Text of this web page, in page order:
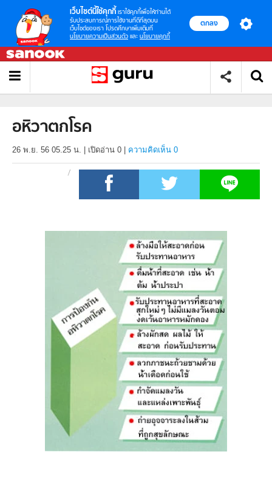
เว็บไซต์นี้ใช้คุกกี้ เราใช้คุกกี้เพื่อให้ท่านได้
รับประสบการณ์การใช้งานที่ดีที่สุดบน
เว็บไซต์ของเรา โปรดศึกษาเพิ่มเติมที่
นโยบายความเป็นส่วนตัว และ นโยบายคุกกี้
ตกลง
อหิวาตกโรค
26 พ.ย. 56 05.25 น. เปิดอ่าน 0 ความคิดเห็น 0